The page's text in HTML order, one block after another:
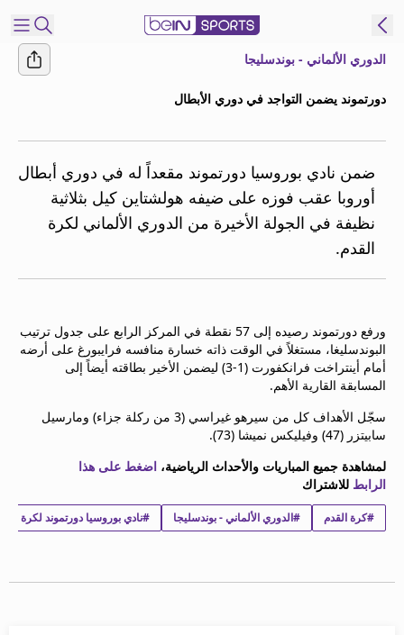
النسخة
MENA
إدارة
التنبيهات
النشرة
الإخبارية
اتصل بنا
beIN CONNECT
beIN MEDIA GROUP
ترددات beIN SPORTS
الأسئلة الأكثر شيوعاً
دليل التلفاز
احصل على beIN
معلومات عن هذا الموقع
الدوري الألماني - بوندسليجا
دورتموند يضمن التواجد في دوري الأبطال
ضمن نادي بوروسيا دورتموند مقعداً له في دوري أبطال
أوروبا عقب فوزه على ضيفه هولشتاين كيل بثلاثية
نظيفة في الجولة الأخيرة من الدوري الألماني لكرة
القدم.
ورفع دورتموند رصيده إلى 57 نقطة في المركز الرابع على جدول ترتيب
البوندسليغا، مستغلاً في الوقت ذاته خسارة منافسه فرايبورغ على أرضه
أمام أينتراخت فرانكفورت (1-3) ليضمن الأخير بطاقته أيضاً إلى
المسابقة القارية الأهم.
سجّل الأهداف كل من سيرهو غيراسي (3 من ركلة جزاء) ومارسيل
سابيتزر (47) وفيليكس نميشا (73).
لمشاهدة جميع المباريات والأحداث الرياضية، اضغط على هذا
الرابط للاشتراك
#كرة القدم #الدوري الألماني - بوندسليجا #نادي بوروسيا دورتموند لكرة